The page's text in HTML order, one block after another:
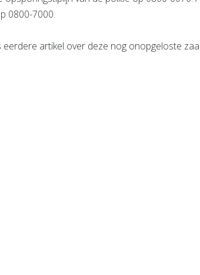
0800-7000.
eerdere artikel over deze nog onopgeloste